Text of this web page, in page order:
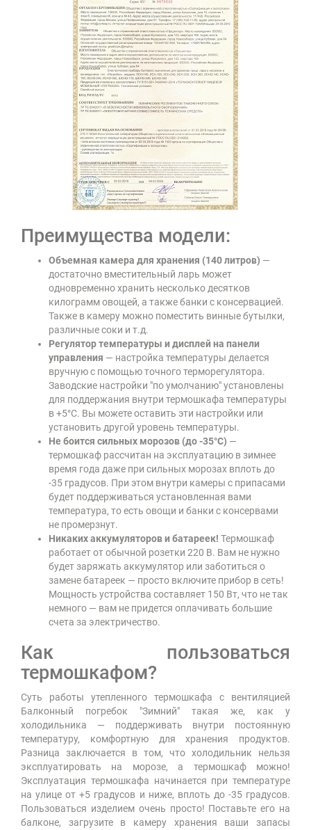
Преимущества модели:
Объемная камера для хранения (140 литров) —
достаточно вместительный ларь может
одновременно хранить несколько десятков
килограмм овощей, а также банки с консервацией.
Также в камеру можно поместить винные бутылки,
различные соки и т.д.
Регулятор температуры и дисплей на панели
управления — настройка температуры делается
вручную с помощью точного терморегулятора.
Заводские настройки "по умолчанию" установлены
для поддержания внутри термошкафа температуры
в +5°C. Вы можете оставить эти настройки или
установить другой уровень температуры.
Не боится сильных морозов (до -35°C) —
термошкаф рассчитан на эксплуатацию в зимнее
время года даже при сильных морозах вплоть до
-35 градусов. При этом внутри камеры с припасами
будет поддерживаться установленная вами
температура, то есть овощи и банки с консервами
не промерзнут.
Никаких аккумуляторов и батареек! Термошкаф
работает от обычной розетки 220 В. Вам не нужно
будет заряжать аккумулятор или заботиться о
замене батареек — просто включите прибор в сеть!
Мощность устройства составляет 150 Вт, что не так
немного — вам не придется оплачивать большие
счета за электричество.
Как пользоваться
термошкафом?
Суть работы утепленного термошкафа с вентиляцией
Балконный погребок "Зимний" такая же, как у
холодильника — поддерживать внутри постоянную
температуру, комфортную для хранения продуктов.
Разница заключается в том, что холодильник нельзя
эксплуатировать на морозе, а термошкаф можно!
Эксплуатация термошкафа начинается при температуре
на улице от +5 градусов и ниже, вплоть до -35 градусов.
Пользоваться изделием очень просто! Поставьте его на
балконе, загрузите в камеру хранения ваши запасы